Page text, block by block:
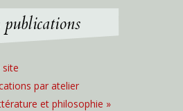
site
par atelier
et philosophie »